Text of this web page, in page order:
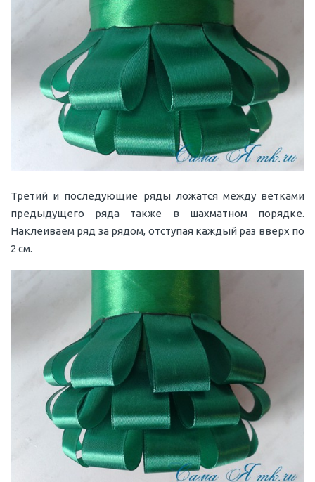
Третий и последующие ряды ложатся между ветками
предыдущего ряда также в шахматном порядке.
Наклеиваем ряд за рядом, отступая каждый раз вверх по
2 см.